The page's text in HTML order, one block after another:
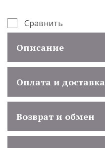
Сравнить
Описание
Оплата и доставка
Возврат и обмен